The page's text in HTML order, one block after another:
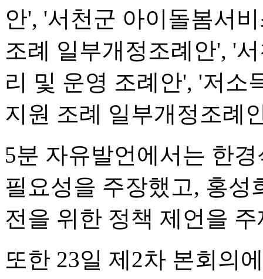
안', '서천군 아이돌봄서
조례 일부개정조례안', '
리 및 운영 조례안', '저소
지원 조례 일부개정조례
5분 자유발언에서는 한
필요성을 주장했고, 홍성
전을 위한 정책 제언을
또한 23일 제2차 본회의